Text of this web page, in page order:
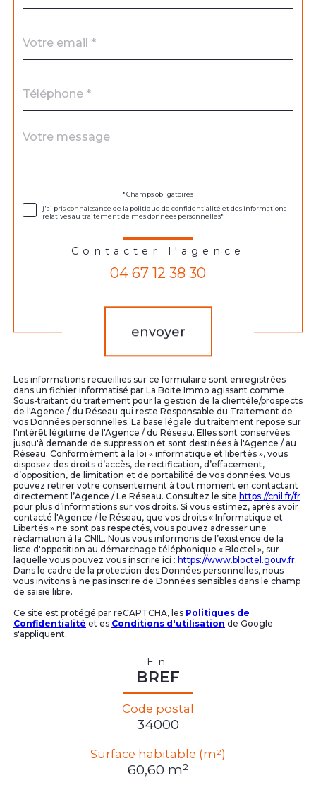
défaut
*
*
Fieldset
Message
*
* Champs obligatoires
j'ai pris connaissance de la politique de confidentialité et des informations
relatives au traitement de mes données personnelles*
Contacter l'agence
04 67 12 38 30
envoyer
Les informations recueillies sur ce formulaire sont enregistrées
dans un fichier informatisé par La Boite Immo agissant comme
Sous-traitant du traitement pour la gestion de la clientèle/prospects
de l'Agence / du Réseau qui reste Responsable du Traitement de
vos Données personnelles. La base légale du traitement repose sur
l'intérêt légitime de l'Agence / du Réseau. Elles sont conservées
jusqu'à demande de suppression et sont destinées à l'Agence / au
Réseau. Conformément à la loi « informatique et libertés », vous
disposez des droits d’accès, de rectification, d’effacement,
d’opposition, de limitation et de portabilité de vos données. Vous
pouvez retirer votre consentement à tout moment en contactant
directement l’Agence / Le Réseau. Consultez le site https://cnil.fr/fr
pour plus d’informations sur vos droits. Si vous estimez, après avoir
contacté l'Agence / le Réseau, que vos droits « Informatique et
Libertés » ne sont pas respectés, vous pouvez adresser une
réclamation à la CNIL. Nous vous informons de l’existence de la
liste d'opposition au démarchage téléphonique « Bloctel », sur
laquelle vous pouvez vous inscrire ici : https://www.bloctel.gouv.fr.
Dans le cadre de la protection des Données personnelles, nous
vous invitons à ne pas inscrire de Données sensibles dans le champ
de saisie libre.
Ce site est protégé par reCAPTCHA, les Politiques de
Confidentialité et es Conditions d'utilisation de Google
s'appliquent.
En
BREF
Code postal
34000
Surface habitable (m²)
60,60 m²